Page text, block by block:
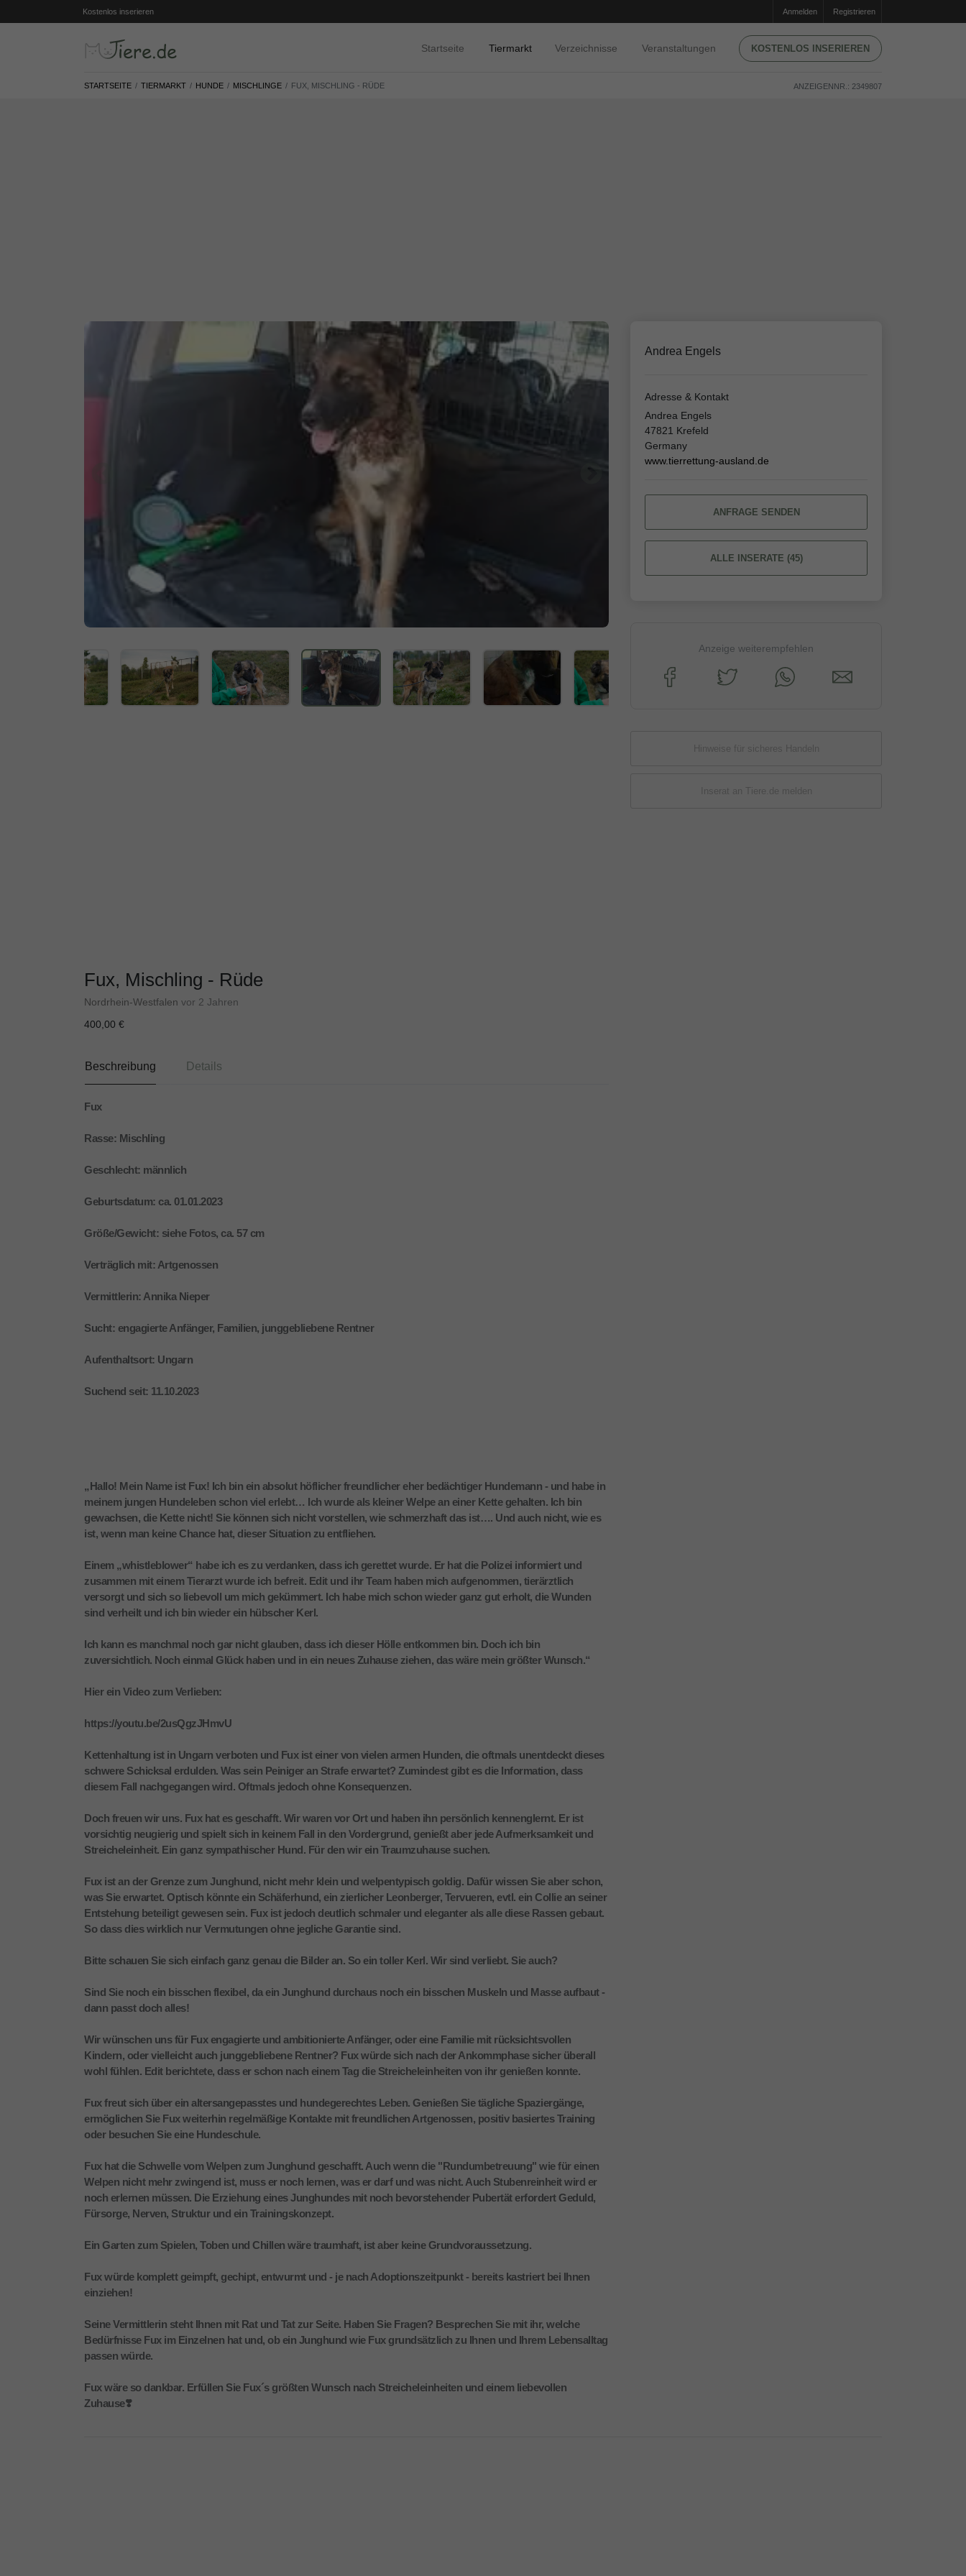
Kostenlos inserieren Anmelden Registrieren
Startseite Tiermarkt Verzeichnisse Veranstaltungen KOSTENLOS INSERIEREN
STARTSEITE TIERMARKT HUNDE MISCHLINGE FUX, MISCHLING - RÜDE ANZEIGENNR.: 2349807
Fux, Mischling - Rüde
Nordrhein-Westfalen vor 2 Jahren
400,00 €
Beschreibung Details
Fux
Rasse: Mischling
Geschlecht: männlich
Geburtsdatum: ca. 01.01.2023
Größe/Gewicht: siehe Fotos, ca. 57 cm
Verträglich mit: Artgenossen
Vermittlerin: Annika Nieper
Sucht: engagierte Anfänger, Familien, junggebliebene Rentner
Aufenthaltsort: Ungarn
Suchend seit: 11.10.2023
„Hallo! Mein Name ist Fux! Ich bin ein absolut höflicher freundlicher eher bedächtiger Hundemann - und habe in
meinem jungen Hundeleben schon viel erlebt… Ich wurde als kleiner Welpe an einer Kette gehalten. Ich bin
gewachsen, die Kette nicht! Sie können sich nicht vorstellen, wie schmerzhaft das ist…. Und auch nicht, wie es
ist, wenn man keine Chance hat, dieser Situation zu entfliehen.
Einem „whistleblower“ habe ich es zu verdanken, dass ich gerettet wurde. Er hat die Polizei informiert und
zusammen mit einem Tierarzt wurde ich befreit. Edit und ihr Team haben mich aufgenommen, tierärztlich
versorgt und sich so liebevoll um mich gekümmert. Ich habe mich schon wieder ganz gut erholt, die Wunden
sind verheilt und ich bin wieder ein hübscher Kerl.
Ich kann es manchmal noch gar nicht glauben, dass ich dieser Hölle entkommen bin. Doch ich bin
zuversichtlich. Noch einmal Glück haben und in ein neues Zuhause ziehen, das wäre mein größter Wunsch.“
Hier ein Video zum Verlieben:
https://youtu.be/2usQgzJHmvU
Kettenhaltung ist in Ungarn verboten und Fux ist einer von vielen armen Hunden, die oftmals unentdeckt dieses
schwere Schicksal erdulden. Was sein Peiniger an Strafe erwartet? Zumindest gibt es die Information, dass
diesem Fall nachgegangen wird. Oftmals jedoch ohne Konsequenzen.
Doch freuen wir uns. Fux hat es geschafft. Wir waren vor Ort und haben ihn persönlich kennenglernt. Er ist
vorsichtig neugierig und spielt sich in keinem Fall in den Vordergrund, genießt aber jede Aufmerksamkeit und
Streicheleinheit. Ein ganz sympathischer Hund. Für den wir ein Traumzuhause suchen.
Fux ist an der Grenze zum Junghund, nicht mehr klein und welpentypisch goldig. Dafür wissen Sie aber schon,
was Sie erwartet. Optisch könnte ein Schäferhund, ein zierlicher Leonberger, Tervueren, evtl. ein Collie an seiner
Entstehung beteiligt gewesen sein. Fux ist jedoch deutlich schmaler und eleganter als alle diese Rassen gebaut.
So dass dies wirklich nur Vermutungen ohne jegliche Garantie sind.
Bitte schauen Sie sich einfach ganz genau die Bilder an. So ein toller Kerl. Wir sind verliebt. Sie auch?
Sind Sie noch ein bisschen flexibel, da ein Junghund durchaus noch ein bisschen Muskeln und Masse aufbaut -
dann passt doch alles!
Wir wünschen uns für Fux engagierte und ambitionierte Anfänger, oder eine Familie mit rücksichtsvollen
Kindern, oder vielleicht auch junggebliebene Rentner? Fux würde sich nach der Ankommphase sicher überall
wohl fühlen. Edit berichtete, dass er schon nach einem Tag die Streicheleinheiten von ihr genießen konnte.
Fux freut sich über ein altersangepasstes und hundegerechtes Leben. Genießen Sie tägliche Spaziergänge,
ermöglichen Sie Fux weiterhin regelmäßige Kontakte mit freundlichen Artgenossen, positiv basiertes Training
oder besuchen Sie eine Hundeschule.
Fux hat die Schwelle vom Welpen zum Junghund geschafft. Auch wenn die "Rundumbetreuung" wie für einen
Welpen nicht mehr zwingend ist, muss er noch lernen, was er darf und was nicht. Auch Stubenreinheit wird er
noch erlernen müssen. Die Erziehung eines Junghundes mit noch bevorstehender Pubertät erfordert Geduld,
Fürsorge, Nerven, Struktur und ein Trainingskonzept.
Ein Garten zum Spielen, Toben und Chillen wäre traumhaft, ist aber keine Grundvoraussetzung.
Fux würde komplett geimpft, gechipt, entwurmt und - je nach Adoptionszeitpunkt - bereits kastriert bei Ihnen
einziehen!
Seine Vermittlerin steht Ihnen mit Rat und Tat zur Seite. Haben Sie Fragen? Besprechen Sie mit ihr, welche
Bedürfnisse Fux im Einzelnen hat und, ob ein Junghund wie Fux grundsätzlich zu Ihnen und Ihrem Lebensalltag
passen würde.
Fux wäre so dankbar. Erfüllen Sie Fux´s größten Wunsch nach Streicheleinheiten und einem liebevollen
Zuhause❣️
Andrea Engels
Adresse & Kontakt
Andrea Engels
47821 Krefeld
Germany
www.tierrettung-ausland.de
ANFRAGE SENDEN
ALLE INSERATE (45)
Anzeige weiterempfehlen
Hinweise für sicheres Handeln
Inserat an Tiere.de melden